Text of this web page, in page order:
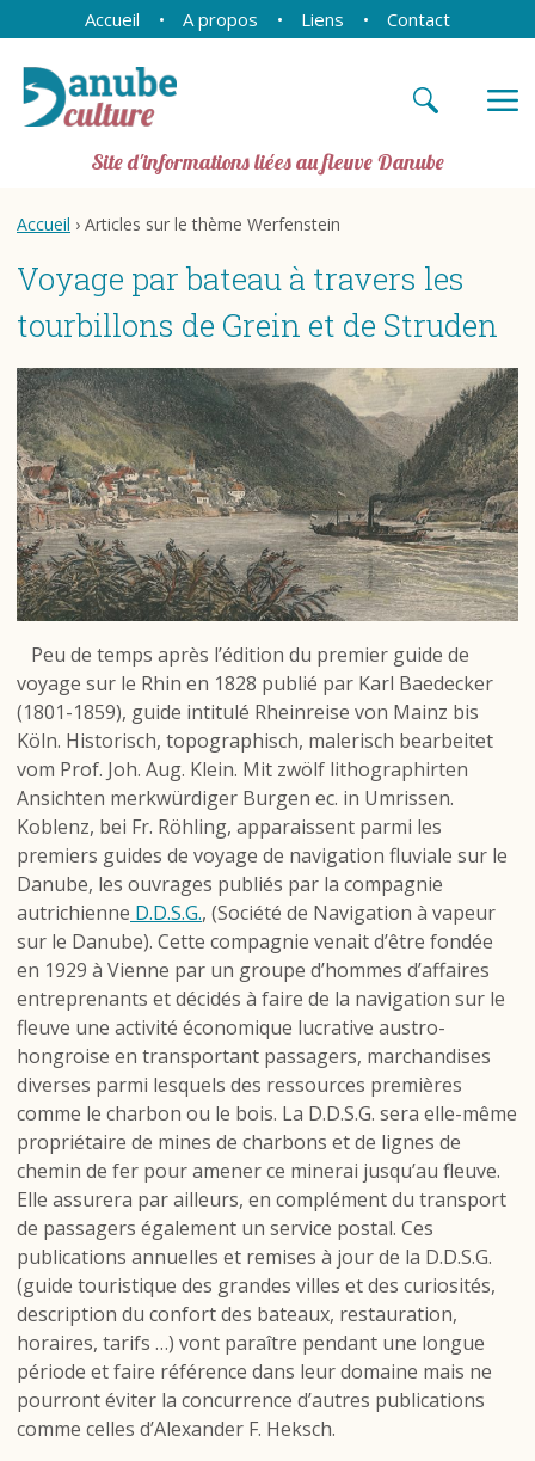
Accueil A propos Liens Contact
Site d'informations liées au fleuve Danube
Accueil › Articles sur le thème Werfenstein
Voyage par bateau à travers les
tourbillons de Grein et de Struden
Peu de temps après l’édition du premier guide de
voyage sur le Rhin en 1828 publié par Karl Baedecker
(1801-1859), guide intitulé Rheinreise von Mainz bis
Köln. Historisch, topographisch, malerisch bearbeitet
vom Prof. Joh. Aug. Klein. Mit zwölf lithographirten
Ansichten merkwürdiger Burgen ec. in Umrissen.
Koblenz, bei Fr. Röhling, apparaissent parmi les
premiers guides de voyage de navigation fluviale sur le
Danube, les ouvrages publiés par la compagnie
autrichienne D.D.S.G., (Société de Navigation à vapeur
sur le Danube). Cette compagnie venait d’être fondée
en 1929 à Vienne par un groupe d’hommes d’affaires
entreprenants et décidés à faire de la navigation sur le
fleuve une activité économique lucrative austro-
hongroise en transportant passagers, marchandises
diverses parmi lesquels des ressources premières
comme le charbon ou le bois. La D.D.S.G. sera elle-même
propriétaire de mines de charbons et de lignes de
chemin de fer pour amener ce minerai jusqu’au fleuve.
Elle assurera par ailleurs, en complément du transport
de passagers également un service postal. Ces
publications annuelles et remises à jour de la D.D.S.G.
(guide touristique des grandes villes et des curiosités,
description du confort des bateaux, restauration,
horaires, tarifs …) vont paraître pendant une longue
période et faire référence dans leur domaine mais ne
pourront éviter la concurrence d’autres publications
comme celles d’Alexander F. Heksch.